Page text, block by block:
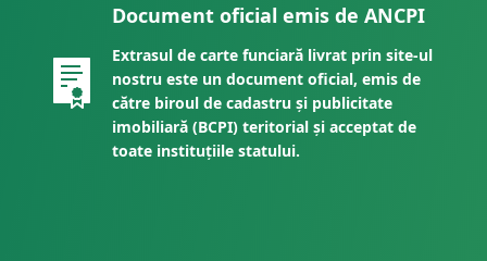
Document oficial emis de ANCPI
Extrasul de carte funciară livrat prin site-ul
nostru este un document oficial, emis de
către biroul de cadastru și publicitate
imobiliară (BCPI) teritorial și acceptat de
toate instituțiile statului.